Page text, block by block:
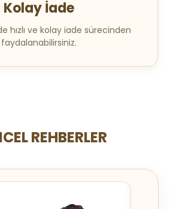
Kolay İade
hızlı ve kolay iade sürecinden
faydalanabilirsiniz.
REHBERLER